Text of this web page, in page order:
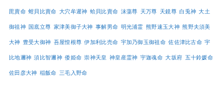
毘賣命 蚶貝比賣命 大穴牟遲神 蛤貝比賣命 沫蕩尊 天万尊 天鏡尊 白兎神 大土
御祖神 国底立尊 家津美御子大神 事解男命 明光浦霊 熊野速玉大神 熊野夫須美
大神 豊受大御神 吾屋惶根尊 伊加利比売命 宇加乃御玉御祖命 佐佐津比古命 宇
比地邇神 須比智邇神 倭姫命 崇神天皇 神皇産霊神 宇迦魂命 大坂府 五十鈴媛命
佐田彦大神 稲飯命 三毛入野命